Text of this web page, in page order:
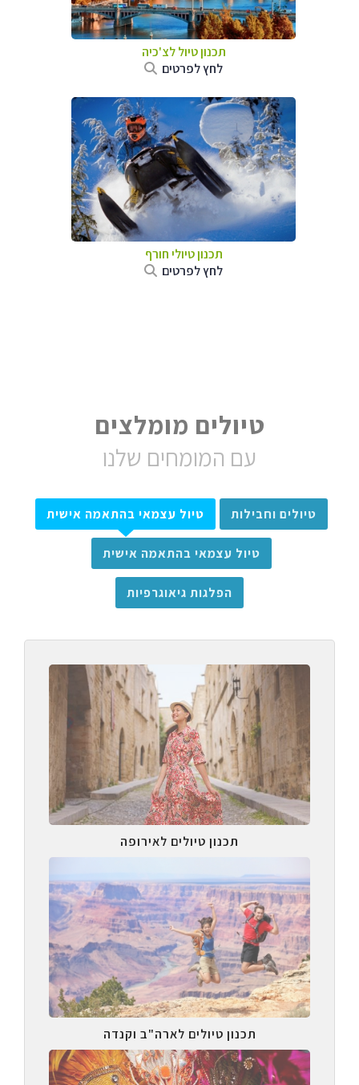
תכנון טיול לצ'כיה
לחץ לפרטים
תכנון טיולי חורף
לחץ לפרטים
טיולים מומלצים
עם המומחים שלנו
טיולים וחבילות טיול עצמאי בהתאמה אישית
טיול עצמאי בהתאמה אישית
הפלגות גיאוגרפיות
תכנון טיולים לאירופה
תכנון טיולים לארה"ב וקנדה